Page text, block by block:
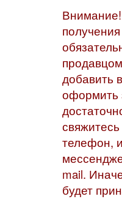
Внимание!
добавить
оформить
телефон,
mail.
будет